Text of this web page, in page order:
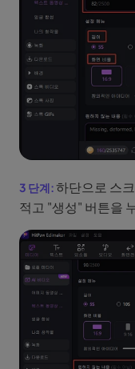
하단으로 스
적고 "생성" 버튼을